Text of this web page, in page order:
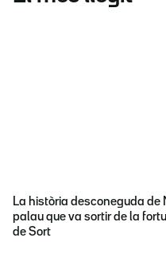
La història desconeguda de
palau que va sortir de la
de Sort